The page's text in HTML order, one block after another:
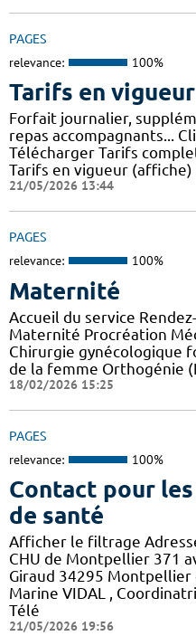
PAGES
relevance: 100%
Tarifs en vigueur
Forfait journalier,
repas accompagnants...
Télécharger Tarifs
Tarifs en vigueur (affiche)
21/05/2026 13:44
PAGES
relevance: 100%
Maternité
Accueil du service
Maternité Procréation
Chirurgie gynécologique
de la femme Orthogénie
18/02/2026 15:25
PAGES
relevance: 100%
Contact pour
de santé
Afficher le filtrage
CHU de Montpellier 371
Giraud 34295 Montpellier
Marine VIDAL ,
Télé
21/05/2026 19:56